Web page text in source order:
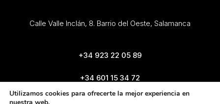
Calle Valle Inclán, 8. Barrio del Oeste, Salamanca
+34 923 22 05 89
+34 601 15 34 72
zoes@zoes.es
Utilizamos cookies para ofrecerte la mejor experiencia en